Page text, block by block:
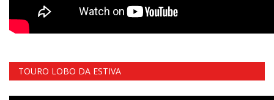
TOURO LOBO DA ESTIVA